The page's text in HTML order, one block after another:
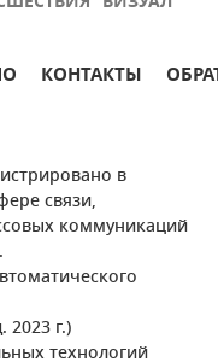
КОНТАКТЫ
в
связи,
коммуникаций
г.)
технологий